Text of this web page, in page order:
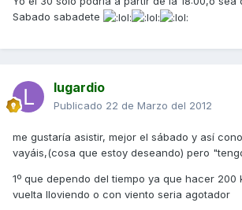
Sabado sabadete
lugardio
Publicado 22 de Marzo del 2012
me gustaría asistir, mejor el sábado y así
vayáis,(cosa que estoy deseando) pero
1º que dependo del tiempo ya que hacer 200
vuelta lloviendo o con viento seria agotador